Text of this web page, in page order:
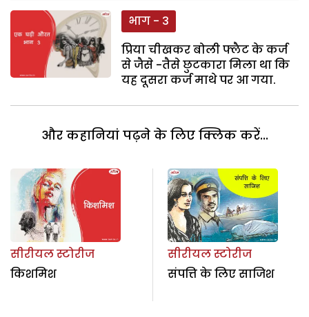
भाग - 3
प्रिया चीखकर बोली फ्लैट के कर्ज
से जैसे -तैसे छुटकारा मिला था कि
यह दूसरा कर्ज माथे पर आ गया.
और कहानियां पढ़ने के लिए क्लिक करें...
सीरीयल स्टोरीज
किशमिश
सीरीयल स्टोरीज
संपत्ति के लिए साजिश